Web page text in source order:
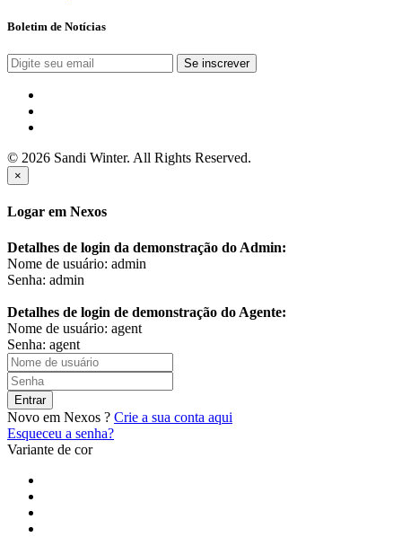
Boletim de Notícias
Se inscrever
© 2026 Sandi Winter. All Rights Reserved.
×
Logar em Nexos
Detalhes de login da demonstração do Admin:
Nome de usuário: admin
Senha: admin
Detalhes de login de demonstração do Agente:
Nome de usuário: agent
Senha: agent
Entrar
Novo em Nexos ? Crie a sua conta aqui
Esqueceu a senha?
Variante de cor